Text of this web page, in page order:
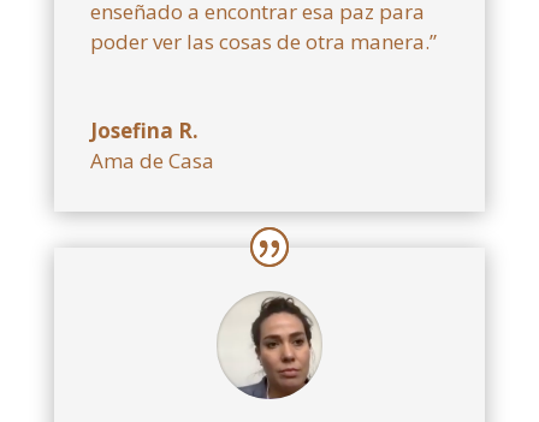
enseñado a encontrar esa paz para
poder ver las cosas de otra manera.”
Josefina R.
Ama de Casa